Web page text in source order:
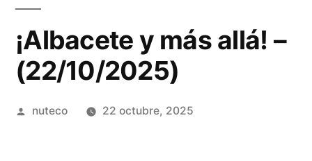
¡Albacete y más allá! –
(22/10/2025)
Publicada
nuteco 22 octubre, 2025